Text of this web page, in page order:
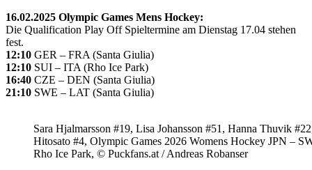
16.02.2025 Olympic Games Mens Hockey:
Die Qualification Play Off Spieltermine am Dienstag 17.04 stehen
fest.
12:10 GER – FRA (Santa Giulia)
12:10 SUI – ITA (Rho Ice Park)
16:40 CZE – DEN (Santa Giulia)
21:10 SWE – LAT (Santa Giulia)
Sara Hjalmarsson #19, Lisa Johansson #51, Hanna Thuvik
Hitosato #4, Olympic Games 2026 Womens Hockey JPN –
Rho Ice Park, © Puckfans.at / Andreas Robanser